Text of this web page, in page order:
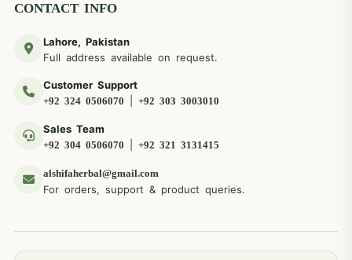
CONTACT INFO
Lahore, Pakistan
Full address available on request.
Customer Support
+92 324 0506070 +92 303 3003010
Sales Team
+92 304 0506070 +92 321 3131415
alshifaherbal@gmail.com
For orders, support & product queries.